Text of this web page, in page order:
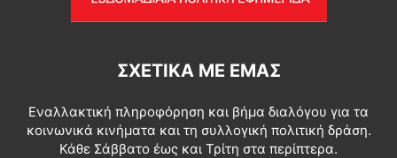
ΣΧΕΤΙΚΆ ΜΕ ΕΜΆΣ
Εναλλακτική πληροφόρηση και βήμα διαλόγου για τα
κοινωνικά κινήματα και τη συλλογική πολιτική δράση.
Κάθε Σάββατο έως και Τρίτη στα περίπτερα.